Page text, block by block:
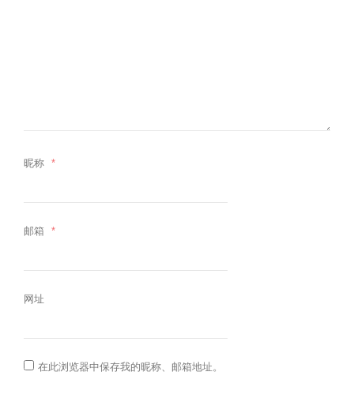
昵称 *
邮箱 *
网址
在此浏览器中保存我的昵称、邮箱地址。